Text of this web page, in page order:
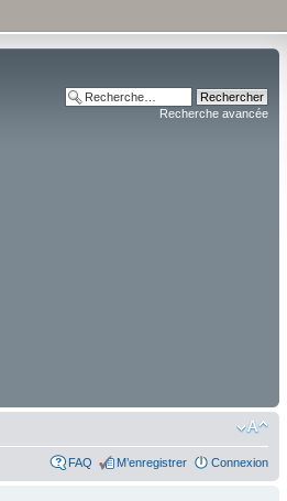
Recherche avancée
FAQ M’enregistrer Connexion